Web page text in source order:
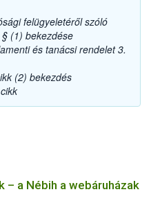
felügyeletéről szóló
(1) bekezdése
és tanácsi rendelet 3.
(2) bekezdés
– a Nébih a webáruházak